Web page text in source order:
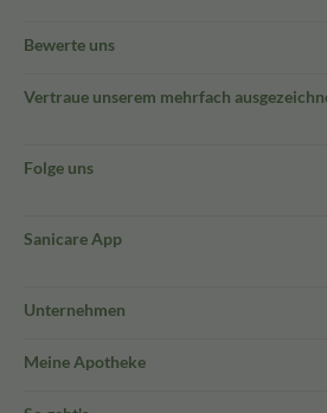
Bewerte uns
Vertraue unserem mehrfach
Folge uns
Sanicare App
Unternehmen
Meine Apotheke